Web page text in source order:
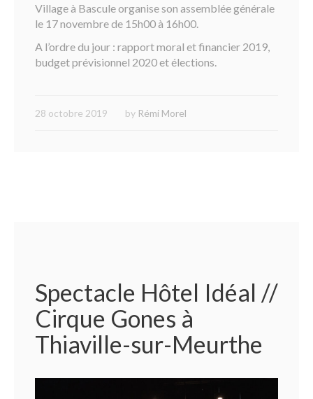
Village à Bascule organise son assemblée générale
le 17 novembre de 15h00 à 16h00.
A l’ordre du jour : rapport moral et financier 2019,
budget prévisionnel 2020 et élections.
28 octobre 2019 by Rémi Morel
Spectacle Hôtel Idéal //
Cirque Gones à
Thiaville-sur-Meurthe